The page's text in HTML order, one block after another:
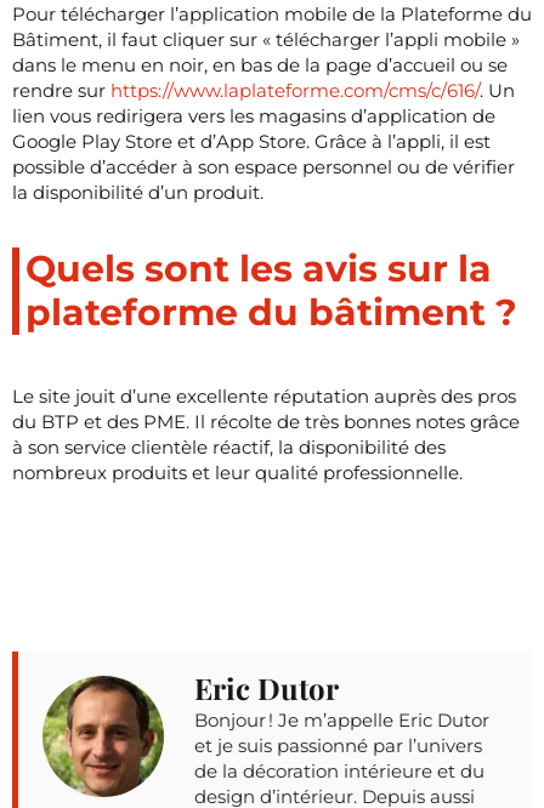
Pour télécharger l’application mobile de la Plateforme du
Bâtiment, il faut cliquer sur « télécharger l’appli mobile »
dans le menu en noir, en bas de la page d’accueil ou se
rendre sur https://www.laplateforme.com/cms/c/616/. Un
lien vous redirigera vers les magasins d’application de
Google Play Store et d’App Store. Grâce à l’appli, il est
possible d’accéder à son espace personnel ou de vérifier
la disponibilité d’un produit.
Quels sont les avis sur la
plateforme du bâtiment ?
Le site jouit d’une excellente réputation auprès des pros
du BTP et des PME. Il récolte de très bonnes notes grâce
à son service clientèle réactif, la disponibilité des
nombreux produits et leur qualité professionnelle.
Eric Dutor
Bonjour ! Je m’appelle Eric Dutor
et je suis passionné par l’univers
de la décoration intérieure et du
design d’intérieur. Depuis aussi